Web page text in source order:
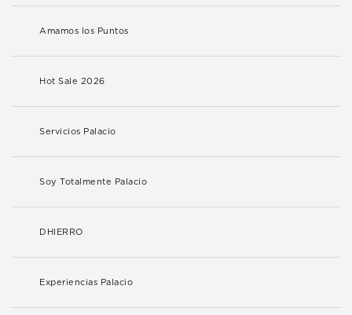
Amamos los Puntos
Hot Sale 2026
Servicios Palacio
Soy Totalmente Palacio
DHIERRO
Experiencias Palacio